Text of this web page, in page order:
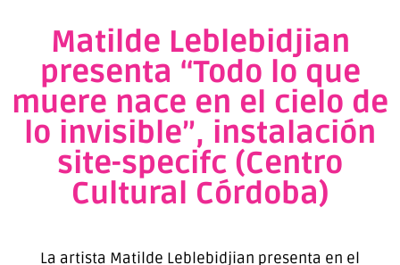
Matilde Leblebidjian
presenta “Todo lo que
muere nace en el cielo de
lo invisible”, instalación
site-specifc (Centro
Cultural Córdoba)
La artista Matilde Leblebidjian presenta en el